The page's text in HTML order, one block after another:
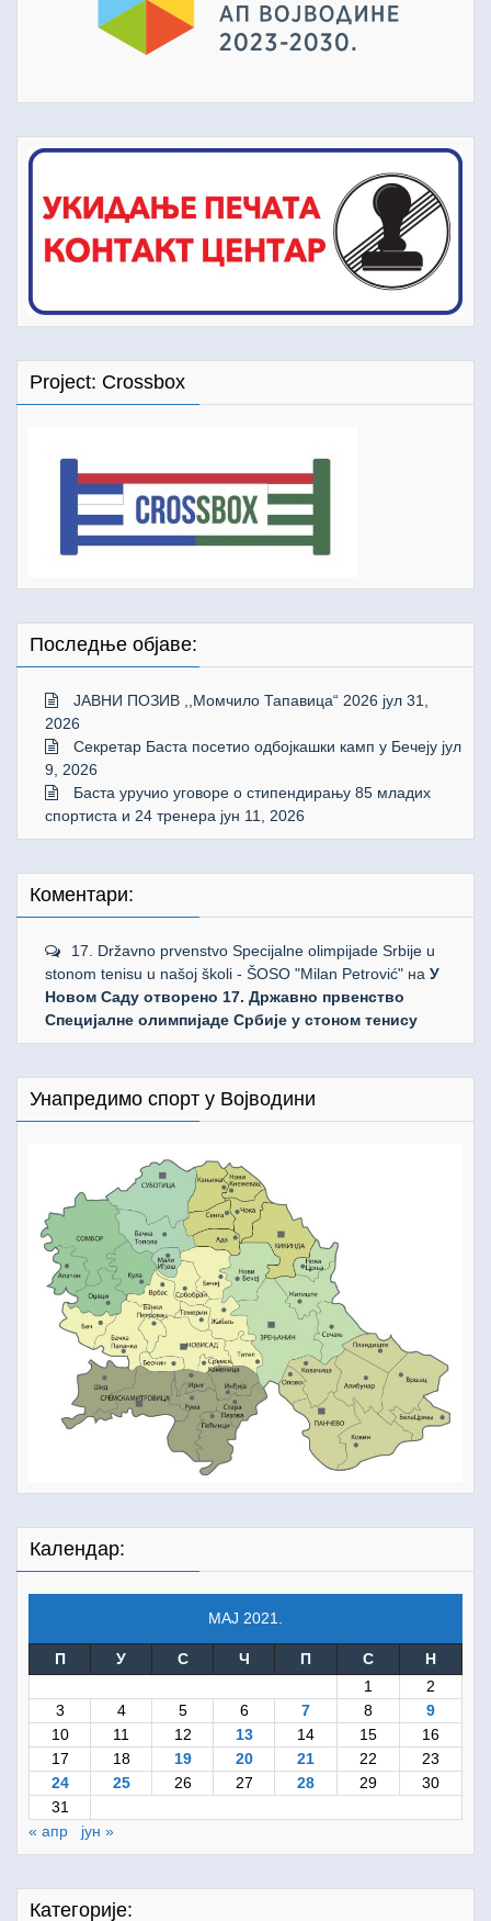
Project: Crossbox
Последње објаве:
ЈАВНИ ПОЗИВ ,,Момчило Тапавица“ 2026 јул 31,
2026
Секретар Баста посетио одбојкашки камп у Бечеју јул
9, 2026
Баста уручио уговоре о стипендирању 85 младих
спортиста и 24 тренера јун 11, 2026
Коментари:
17. Državno prvenstvo Specijalne olimpijade Srbije u
stonom tenisu u našoj školi - ŠOSO "Milan Petrović" на У
Новом Саду отворено 17. Државно првенство
Специјалне олимпијаде Србије у стоном тенису
Унапредимо спорт у Војводини
Календар:
МАЈ 2021.
П У С Ч П С
Н
1
2
3
4 5 6 7 8
9
10
11 12 13 14 15
16
17
18 19 20 21 22
23
24
25 26 27 28 29
30
31
« апр
јун »
Категорије: